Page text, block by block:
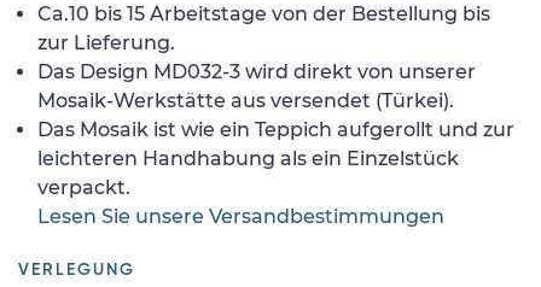
Ca.10 bis 15 Arbeitstage von der Bestellung bis
zur Lieferung.
Das Design MD032-3 wird direkt von unserer
Mosaik-Werkstätte aus versendet (Türkei).
Das Mosaik ist wie ein Teppich aufgerollt und zur
leichteren Handhabung als ein Einzelstück
verpackt.
Lesen Sie unsere Versandbestimmungen
VERLEGUNG